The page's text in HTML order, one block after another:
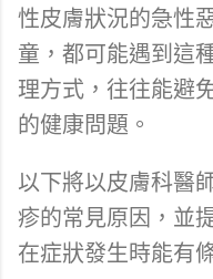
性皮膚狀況的急性
童，都可能遇到這
理方式，往往能避
的健康問題。
以下將以皮膚科醫
疹的常見原因，並
在症狀發生時能有